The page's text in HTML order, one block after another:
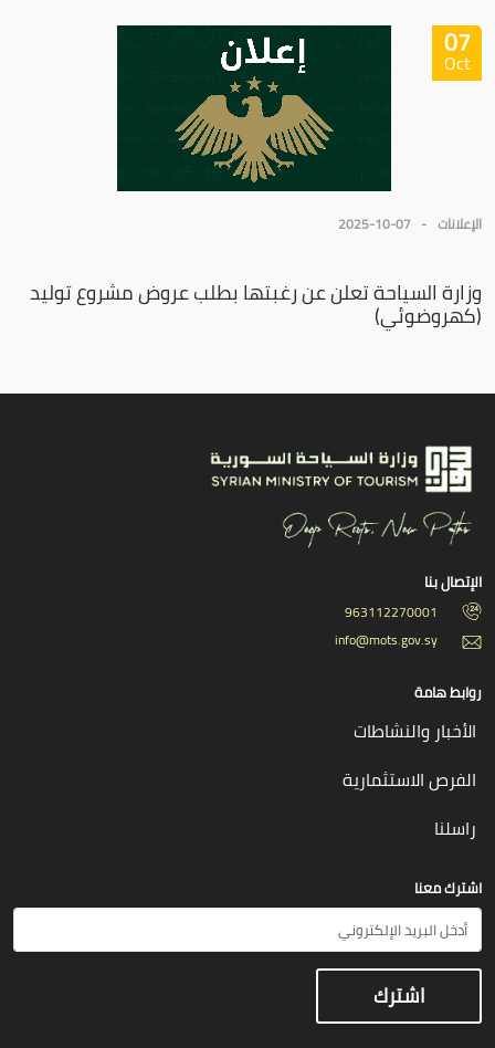
07
Oct
الإعلانات 2025-10-07
وزارة السياحة تعلن عن رغبتها بطلب عروض مشروع توليد
(كهروضوئي)
الإتصال بنا
963112270001
info@mots.gov.sy
روابط هامة
الأخبار والنشاطات
الفرص الاستثمارية
راسلنا
اشترك معنا